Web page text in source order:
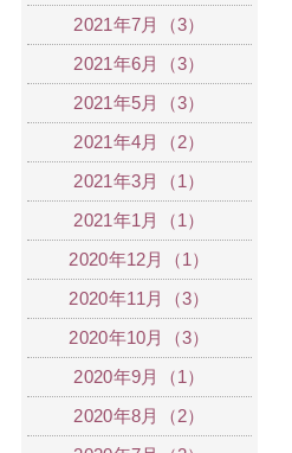
2021年7月（3）
2021年6月（3）
2021年5月（3）
2021年4月（2）
2021年3月（1）
2021年1月（1）
2020年12月（1）
2020年11月（3）
2020年10月（3）
2020年9月（1）
2020年8月（2）